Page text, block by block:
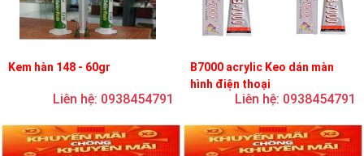
Kem hàn 148 - 60gr
Liên hệ: 0938454791
B7000 acrylic Keo dán màn
hình điện thoại
Liên hệ: 0938454791